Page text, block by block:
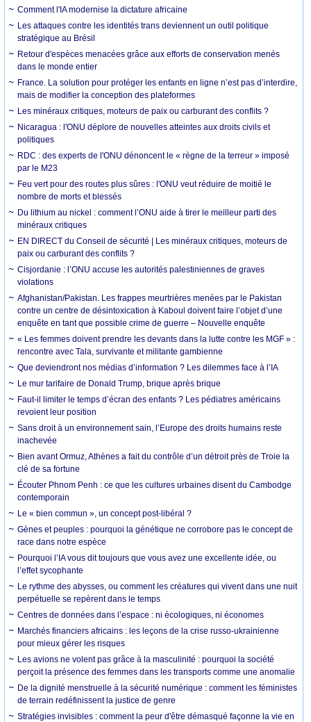
Comment l'IA modernise la dictature africaine
Les attaques contre les identités trans deviennent un outil politique
stratégique au Brésil
Retour d'espèces menacées grâce aux efforts de conservation menés
dans le monde entier
France. La solution pour protéger les enfants en ligne n’est pas d’interdire,
mais de modifier la conception des plateformes
Les minéraux critiques, moteurs de paix ou carburant des conflits ?
Nicaragua : l'ONU déplore de nouvelles atteintes aux droits civils et
politiques
RDC : des experts de l'ONU dénoncent le « règne de la terreur » imposé
par le M23
Feu vert pour des routes plus sûres : l'ONU veut réduire de moitié le
nombre de morts et blessés
Du lithium au nickel : comment l’ONU aide à tirer le meilleur parti des
minéraux critiques
EN DIRECT du Conseil de sécurité | Les minéraux critiques, moteurs de
paix ou carburant des conflits ?
Cisjordanie : l’ONU accuse les autorités palestiniennes de graves
violations
Afghanistan/Pakistan. Les frappes meurtrières menées par le Pakistan
contre un centre de désintoxication à Kaboul doivent faire l’objet d’une
enquête en tant que possible crime de guerre – Nouvelle enquête
« Les femmes doivent prendre les devants dans la lutte contre les MGF » :
rencontre avec Tala, survivante et militante gambienne
Que deviendront nos médias d’information ? Les dilemmes face à l’IA
Le mur tarifaire de Donald Trump, brique après brique
Faut-il limiter le temps d’écran des enfants ? Les pédiatres américains
revoient leur position
Sans droit à un environnement sain, l’Europe des droits humains reste
inachevée
Bien avant Ormuz, Athènes a fait du contrôle d’un détroit près de Troie la
clé de sa fortune
Écouter Phnom Penh : ce que les cultures urbaines disent du Cambodge
contemporain
Le « bien commun », un concept post-libéral ?
Gènes et peuples : pourquoi la génétique ne corrobore pas le concept de
race dans notre espèce
Pourquoi l’IA vous dit toujours que vous avez une excellente idée, ou
l’effet sycophante
Le rythme des abysses, ou comment les créatures qui vivent dans une nuit
perpétuelle se repèrent dans le temps
Centres de données dans l’espace : ni écologiques, ni économes
Marchés financiers africains : les leçons de la crise russo-ukrainienne
pour mieux gérer les risques
Les avions ne volent pas grâce à la masculinité : pourquoi la société
perçoit la présence des femmes dans les transports comme une anomalie
De la dignité menstruelle à la sécurité numérique : comment les féministes
de terrain redéfinissent la justice de genre
Stratégies invisibles : comment la peur d'être démasqué façonne la vie en